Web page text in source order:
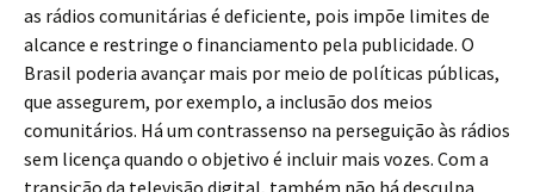
as rádios comunitárias é deficiente, pois impõe limites de
alcance e restringe o financiamento pela publicidade. O
Brasil poderia avançar mais por meio de políticas públicas,
que assegurem, por exemplo, a inclusão dos meios
comunitários. Há um contrassenso na perseguição às rádios
sem licença quando o objetivo é incluir mais vozes. Com a
transição da televisão digital, também não há desculpa